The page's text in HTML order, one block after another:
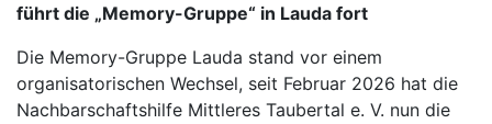
führt die „Memory-Gruppe“ in Lauda fort
Die Memory-Gruppe Lauda stand vor einem
organisatorischen Wechsel, seit Februar 2026 hat die
Nachbarschaftshilfe Mittleres Taubertal e. V. nun die